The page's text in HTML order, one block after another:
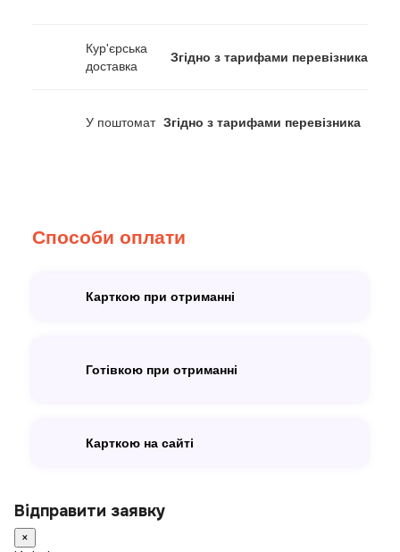
Кур'єрська
доставка
Згідно з тарифами перевізника
У поштомат Згідно з тарифами перевізника
Способи оплати
Карткою при отриманні
Готівкою при отриманні
Карткою на сайті
Відправити заявку
×